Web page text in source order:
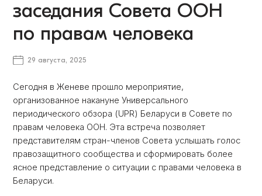
заседания Совета ООН
по правам человека
29 августа, 2025
Сегодня в Женеве прошло мероприятие,
организованное накануне Универсального
периодического обзора (UPR) Беларуси в Совете по
правам человека ООН. Эта встреча позволяет
представителям стран-членов Совета услышать голос
правозащитного сообщества и сформировать более
ясное представление о ситуации с правами человека в
Беларуси.